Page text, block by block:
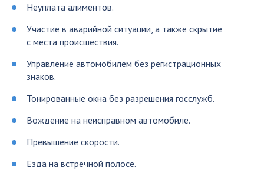
Неуплата алиментов.
Участие в аварийной ситуации, а также скрытие
с места происшествия.
Управление автомобилем без регистрационных
знаков.
Тонированные окна без разрешения госслужб.
Вождение на неисправном автомобиле.
Превышение скорости.
Езда на встречной полосе.